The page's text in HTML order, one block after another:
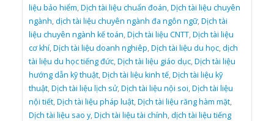
liệu bảo hiểm,Dịch tài liệu chuẩn đoán,Dịch tài liệu chuyên
ngành,dịch tài liệu chuyên ngành đa ngôn ngữ,Dịch tài
liệu chuyên ngành kế toán,Dịch tài liệu CNTT,Dịch tài liệu
cơ khí,Dịch tài liệu doanh nghiêp,Dịch tài liệu du học,dịch
tài liệu du học tiếng đức,Dịch tài liệu giáo dục,Dịch tài liệu
hướng dẫn kỹ thuật,Dịch tài liệu kinh tế,Dịch tài liệu kỹ
thuật,Dịch tài liệu lịch sử,Dịch tài liệu nội soi,Dịch tài liệu
nội tiết,Dịch tài liệu pháp luật,Dịch tài liệu răng hàm mặt,
Dịch tài liệu sao y,Dịch tài liệu tài chính,dịch tài liệu tiếng